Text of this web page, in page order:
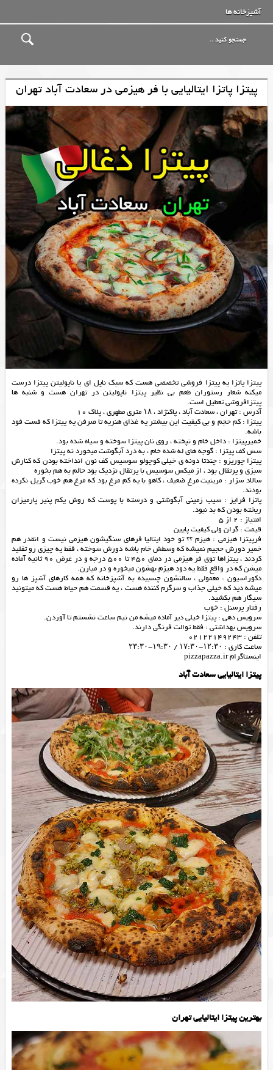
آشپزخانه ها
پیتزا پاتزا ایتالیایی با فر هیزمی در سعادت آباد تهران
پیتزا پاتزا یه پیتزا فروشی تخصصی هست که سبک ناپل ای یا ناپولیتن پیتزا درست
میکنه شعار رستوران طعم بی نظیر پیتزا ناپولیتن در تهران هست و شنبه ها
پیتزافروشی تعطیل است.
آدرس : تهران ، سعادت آباد ، پاکنژاد ، ۱۸ متری مطهری ، پلاک 10
پیتزا : کم حجم و بی کیفیت این بیشتر یه غذای هنریه تا صرفن یه پیتزا که فست فود
باشه.
خمیرپیتزا : داخل خام و نپخته ، روی نان پیتزا سوخته و سیاه شده بود.
سس کف پیتزا : گوجه های له شده خام ، به درد آبگوشت میخورد نه پیتزا
پیتزا چوریزو : چندتا دونه ی خیلی کوچولو سوسیس کف نون انداخته بودن که کنارش
سبزی و پرتقال بود ، از میکس سوسیس با پرتقال نزدیک بود حالم به هم بخوره
سالاد سزار : مرینیت مرغ ضعیف ، کاهو با یه کم مرغ بود که مرغ هم خوب گریل نکرده
بودند.
پاتزا فرایز : سیب زمینی آبگوشتی و درسته با پوست که روش یکم پنیر پارمیزان
ریخته بودن که بد نبود.
امتیاز : 2 از 5
قیمت : گران ولی کیفیت پایین
فرپیتزا هیزمی : هیزم ؟؟ تو خود ایتالیا فرهای سنگیشون هیزمی نیست و انقدر هم
خمیر دورش حجیم نمیشه که وسطش خام باشه دورش سوخته ، فقط یه چیزی رو تقلید
کردند ، پیتزاها توی فر هیزمی در دمای 450 تا 500 درجه و در عرض 90 ثانیه آماده
میشن که در واقع فقط یه دود هیزم بهشون میخوره و در میارن.
دکوراسیون : معمولی ، سالنشون چسبیده به آشپزخانه که همه کارهای آشپز ها رو
میشه دید که خیلی جذاب و سرگرم کننده هست ، یه قسمت هم حیاط هست که میتونید
سیگار هم بکشید.
رفتار پرسنل : خوب
سرویس دهی : پیتزا خیلی دیر آماده میشه من نیم ساعت نشستم تا آوردن.
سرویس بهداشتی : فقط توالت فرنگی دارند.
تلفن : 02122149243
ساعت کاری : ۱۲:۳۰-۱۷:۳۰ / ۱۹:۳۰-۲۳:۳۰
اینستاگرام pizzapazza.ir
پیتزا ایتالیایی سعادت آباد
بهترین پیتزا ایتالیایی تهران